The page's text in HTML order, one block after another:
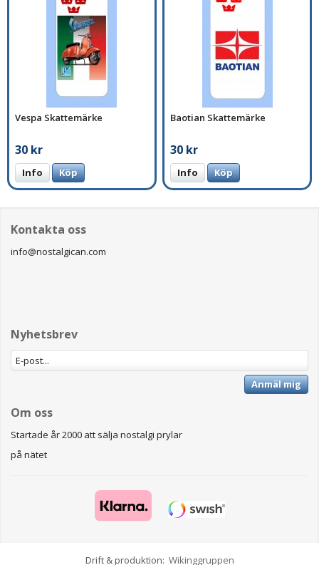
Vespa Skattemärke
30 kr
Info Köp
Baotian Skattemärke
30 kr
Info Köp
Kontakta oss
info@nostalgican.com
Nyhetsbrev
Anmäl mig
Om oss
Startade år 2000 att sälja nostalgi prylar
på nätet
Drift & produktion: Wikinggruppen